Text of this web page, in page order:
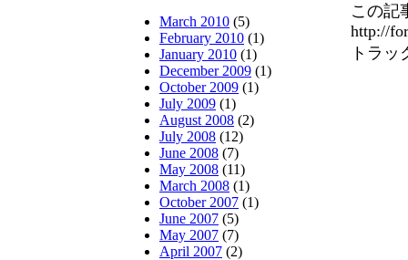
March 2010 (5)
February 2010 (1)
January 2010 (1)
December 2009 (1)
October 2009 (1)
July 2009 (1)
August 2008 (2)
July 2008 (12)
June 2008 (7)
May 2008 (11)
March 2008 (1)
October 2007 (1)
June 2007 (5)
May 2007 (7)
April 2007 (2)
この記
http://
トラッ